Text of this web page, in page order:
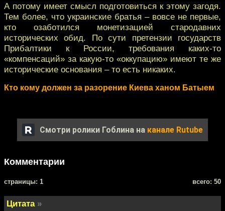
А потому имеет смысл подготовиться к этому загодя.
Тем более, что украинские братья – вовсе не первые,
кто озаботился монетизацией стародавних
исторических обид. По сути претензии государств
Прибалтики к России, требования каких-то
«компенсаций» за какую-то «оккупацию» имеют те же
исторические основания – то есть никаких.
Кто кому должен за разорение Киева ханом Батыем
Смотри ролики Гоблина на канале Rutube
Комментарии
cтраницы: 1 всего: 50
Цитата »